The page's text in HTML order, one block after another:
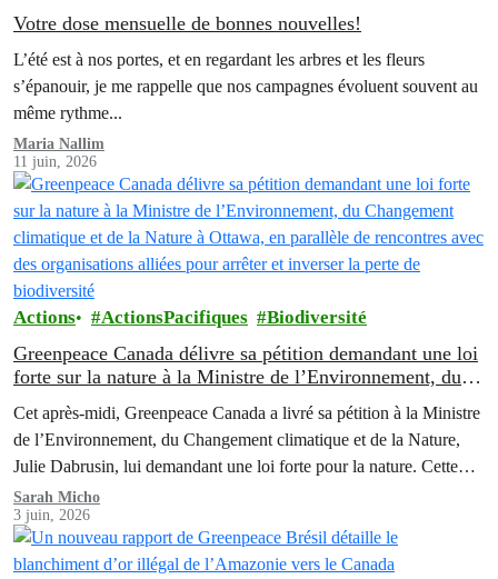
Votre dose mensuelle de bonnes nouvelles!
L’été est à nos portes, et en regardant les arbres et les fleurs
s’épanouir, je me rappelle que nos campagnes évoluent souvent au
même rythme...
Maria Nallim
11 juin, 2026
Actions ActionsPacifiques Biodiversité
Greenpeace Canada délivre sa pétition demandant une loi
forte sur la nature à la Ministre de l’Environnement, du
Changement climatique et de la Nature à Ottawa, en
parallèle de rencontres avec des organisations alliées pour
arrêter et inverser la perte de biodiversité
Cet après-midi, Greenpeace Canada a livré sa pétition à la Ministre
de l’Environnement, du Changement climatique et de la Nature,
Julie Dabrusin, lui demandant une loi forte pour la nature. Cette
pétition a été signée par plus de 116 000 personnes à travers le
Canada, qui réclament que la nature soit protégée et que les…
Sarah Micho
3 juin, 2026